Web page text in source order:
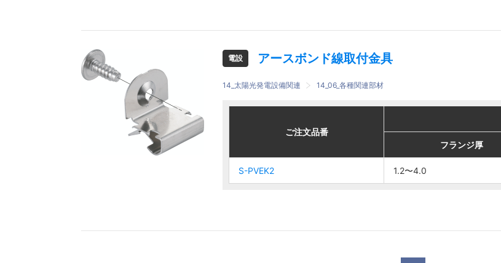
電設 アースボンド線取付金具
14_太陽光発電設備関連 14_06_各種関連部材
S-PVEK2 PVEBE35-□
ご注文品番
フランジ厚
S-PVEK2 1.2〜4.0
S-PVEK2 PVEBE35-□
ご注文品番
フランジ厚
S-PVEK2 1.2〜4.0